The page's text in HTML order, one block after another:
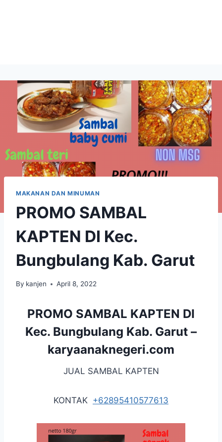
MAKANAN DAN MINUMAN
PROMO SAMBAL
KAPTEN DI Kec.
Bungbulang Kab. Garut
By kanjen April 8, 2022
PROMO SAMBAL KAPTEN DI
Kec. Bungbulang Kab. Garut –
karyaanaknegeri.com
JUAL SAMBAL KAPTEN
KONTAK +62895410577613